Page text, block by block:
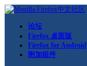
论坛
Firefox 桌面版
Firefox for Android
附加组件